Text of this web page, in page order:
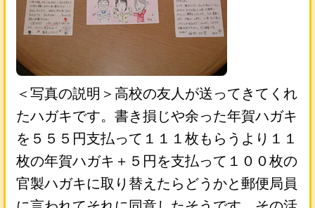
＜写真の説明＞高校の友人が送ってきてくれ
たハガキです。書き損じや余った年賀ハガキ
を５５５円支払って１１１枚もらうより１１
枚の年賀ハガキ＋５円を支払って１００枚の
官製ハガキに取り替えたらどうかと郵便局員